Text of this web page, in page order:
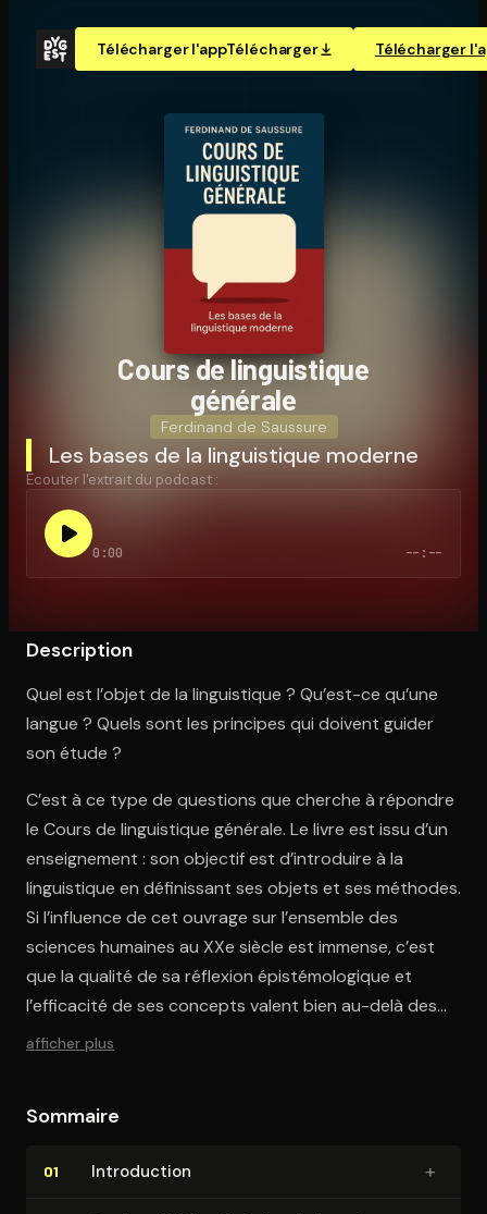
Télécharger l'appTélécharger Télécharger
Ouvre l'app Appareil photo, pointe sur le code. C'est gratuit à
Cours de lin­guis­tique
générale
Ferdinand de Saussure
Les bases de la linguistique moderne
Écouter l'extrait du podcast :
0:00 --:--
Description
Quel est l’objet de la linguistique ? Qu’est-ce qu’une
langue ? Quels sont les principes qui doivent guider
son étude ?
C’est à ce type de questions que cherche à répondre
le Cours de linguistique générale. Le livre est issu d’un
enseignement : son objectif est d’introduire à la
linguistique en définissant ses objets et ses méthodes.
Si l’influence de cet ouvrage sur l’ensemble des
sciences humaines au XXe siècle est immense, c’est
que la qualité de sa réflexion épistémologique et
l’efficacité de ses concepts valent bien au-delà des
sciences du langage.
afficher plus
Sommaire
01 In­tro­duc­tion +